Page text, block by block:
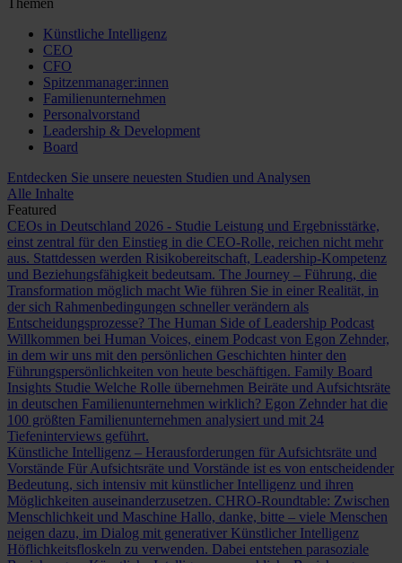
Themen
Künstliche Intelligenz
CEO
CFO
Spitzenmanager:innen
Familienunternehmen
Personalvorstand
Leadership & Development
Board
Entdecken Sie unsere neuesten Studien und Analysen
Alle Inhalte
Featured
CEOs in Deutschland 2026 - Studie Leistung und Ergebnisstärke,
einst zentral für den Einstieg in die CEO-Rolle, reichen nicht mehr
aus. Stattdessen werden Risikobereitschaft, Leadership-Kompetenz
und Beziehungsfähigkeit bedeutsam. The Journey – Führung, die
Transformation möglich macht Wie führen Sie in einer Realität, in
der sich Rahmenbedingungen schneller verändern als
Entscheidungsprozesse? The Human Side of Leadership Podcast
Willkommen bei Human Voices, einem Podcast von Egon Zehnder,
in dem wir uns mit den persönlichen Geschichten hinter den
Führungspersönlichkeiten von heute beschäftigen. Family Board
Insights Studie Welche Rolle übernehmen Beiräte und Aufsichtsräte
in deutschen Familienunternehmen wirklich? Egon Zehnder hat die
100 größten Familienunternehmen analysiert und mit 24
Tiefeninterviews geführt.
Künstliche Intelligenz – Herausforderungen für Aufsichtsräte und
Vorstände Für Aufsichtsräte und Vorstände ist es von entscheidender
Bedeutung, sich intensiv mit künstlicher Intelligenz und ihren
Möglichkeiten auseinanderzusetzen. CHRO-Roundtable: Zwischen
Menschlichkeit und Maschine Hallo, danke, bitte – viele Menschen
neigen dazu, im Dialog mit generativer Künstlicher Intelligenz
Höflichkeitsfloskeln zu verwenden. Dabei entstehen parasoziale